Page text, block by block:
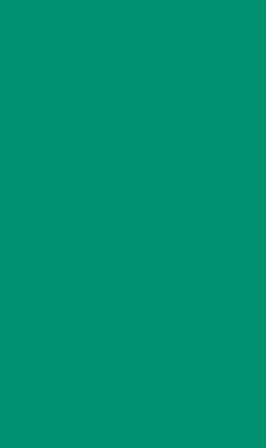
einlegen.
als
schiebt die